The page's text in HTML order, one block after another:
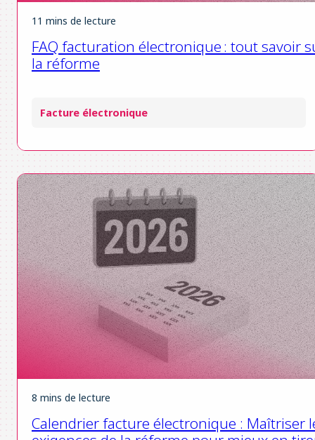
11 mins de lecture
FAQ facturation électronique : tout savoir
la réforme
Facture électronique
8 mins de lecture
Calendrier facture électronique : Maîtriser